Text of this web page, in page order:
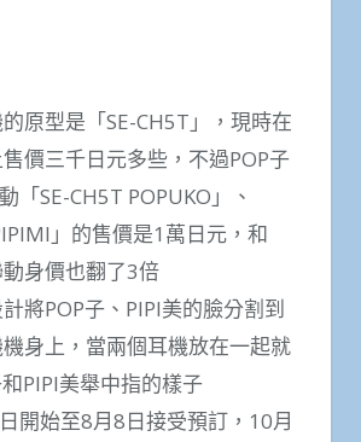
原型是「SE-CH5T」，現時在
價三千日元多些，不過POP子
「SE-CH5T POPUKO」、
」的售價是1萬日元，和
動身價也翻了3倍
將POP子、PIPI美的臉分割到
身上，當兩個耳機放在一起就
PIPI美舉中指的樣子
開始至8月8日接受預訂，10月